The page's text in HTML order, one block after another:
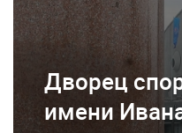
Дворец
имени